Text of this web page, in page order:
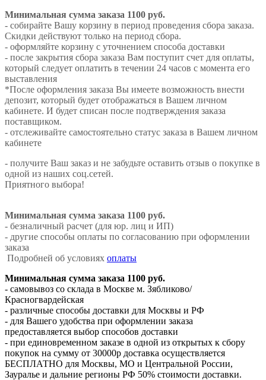
Минимальная сумма заказа 1100 руб.
- собирайте Вашу корзину в период проведения сбора заказа.
Скидки действуют только на период сбора.
- оформляйте корзину с уточнением способа доставки
- после закрытия сбора заказа Вам поступит счет для оплаты,
который следует оплатить в течении 24 часов с момента его
выставления
*После оформления заказа Вы имеете возможность внести
депозит, который будет отображаться в Вашем личном
кабинете. И будет списан после подтверждения заказа
поставщиком.
- отслеживайте самостоятельно статус заказа в Вашем личном
кабинете
- получите Ваш заказ и не забудьте оставить отзыв о покупке в
одной из наших соц.сетей.
Приятного выбора!
Минимальная сумма заказа 1100 руб.
- безналичный расчет (для юр. лиц и ИП)
- другие способы оплаты по согласованию при оформлении
заказа
Подробней об условиях оплаты
Минимальная сумма заказа 1100 руб.
- самовывоз со склада в Москве м. Зябликово/
Красногвардейская
- различные способы доставки для Москвы и РФ
- для Вашего удобства при оформлении заказа
предоставляется выбор способов доставки
- при единовременном заказе в одной из открытых к сбору
покупок на сумму от 30000р доставка осуществляется
БЕСПЛАТНО для Москвы, МО и Центральной России,
Зауралье и дальние регионы РФ 50% стоимости доставки.